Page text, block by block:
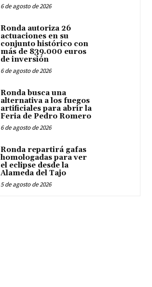
6 de agosto de 2026
Ronda autoriza 26
actuaciones en su
conjunto histórico con
más de 839.000 euros
de inversión
6 de agosto de 2026
Ronda busca una
alternativa a los fuegos
artificiales para abrir la
Feria de Pedro Romero
6 de agosto de 2026
Ronda repartirá gafas
homologadas para ver
el eclipse desde la
Alameda del Tajo
5 de agosto de 2026